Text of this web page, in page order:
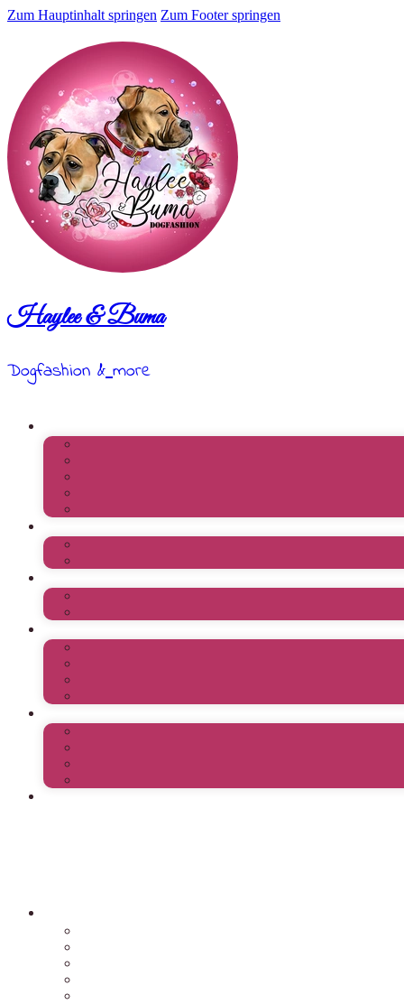
Zum Hauptinhalt springen Zum Footer springen
Haylee & Buma
Dogfashion & more